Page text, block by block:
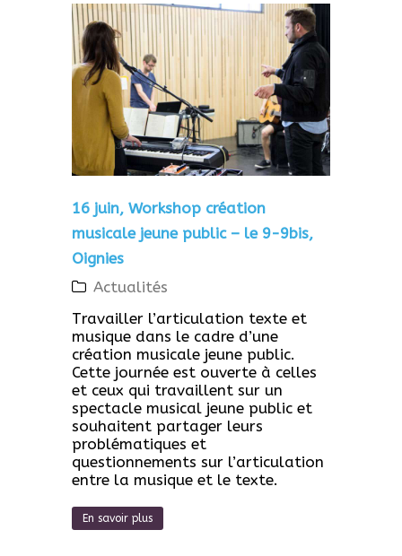
16 juin, Workshop création
musicale jeune public – le 9-9bis,
Oignies
Actualités
Travailler l’articulation texte et
musique dans le cadre d’une
création musicale jeune public.
Cette journée est ouverte à celles
et ceux qui travaillent sur un
spectacle musical jeune public et
souhaitent partager leurs
problématiques et
questionnements sur l’articulation
entre la musique et le texte.
En savoir plus